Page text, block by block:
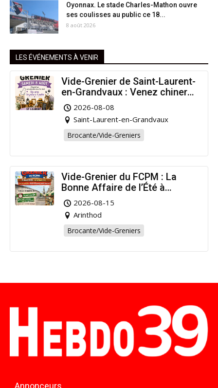
Oyonnax. Le stade Charles-Mathon ouvre
ses coulisses au public ce 18...
8 août 2026
LES ÉVÉNEMENTS À VENIR
Vide-Grenier de Saint-Laurent-
en-Grandvaux : Venez chiner
pour la bonne cause !
2026-08-08
Saint-Laurent-en-Grandvaux
Brocante/Vide-Greniers
Vide-Grenier du FCPM : La
Bonne Affaire de l’Été à
Arinthod !
2026-08-15
Arinthod
Brocante/Vide-Greniers